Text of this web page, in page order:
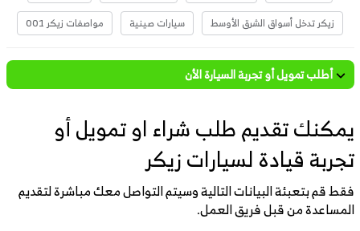
زيكر تدخل أسواق الشرق الأوسط
سيارات صينية مواصفات زيكر 001
أطلب تمويل أو تجربة السيارة الأن
يمكنك تقديم طلب شراء او تمويل أو
تجربة قيادة لسيارات زيكر
فقط قم بتعبئة البيانات التالية وسيتم التواصل معك مباشرة لتقديم
المساعدة من قبل فريق العمل.